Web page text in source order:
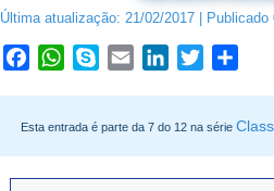
Última atualização: 21/02/2017 Publicado
FacebookWhatsApp
Skype Email LinkedInTwitter
Esta entrada é parte da 7 do 12 na série